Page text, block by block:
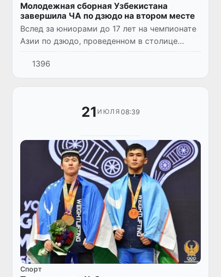
Молодежная сборная Узбекистана
завершила ЧА по дзюдо на втором месте
Вслед за юниорами до 17 лет на чемпионате
Азии по дзюдо, проведенном в столице
Таиланда Бангкоке, успешно выступила и
молодежная сборная Узбекистана. Она
заняла второе место в меда...
1396
21 ИЮЛЯ 08:39
Спорт